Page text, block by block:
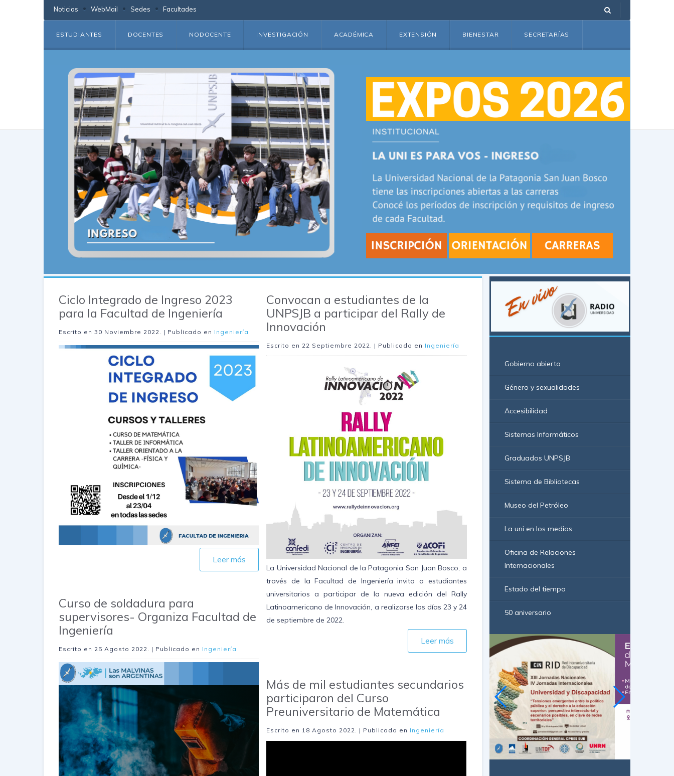
Noticias WebMail Sedes Facultades
ESTUDIANTES DOCENTES NODOCENTE INVESTIGACIÓN ACADÉMICA EXTENSIÓN BIENESTAR SECRETARÍAS
Ciclo Integrado de Ingreso 2023
para la Facultad de Ingeniería
Escrito en 30 Noviembre 2022. | Publicado en Ingeniería
Leer más
Curso de soldadura para
supervisores- Organiza Facultad de
Ingeniería
Escrito en 25 Agosto 2022. | Publicado en Ingeniería
Convocan a estudiantes de la
UNPSJB a participar del Rally de
Innovación
Escrito en 22 Septiembre 2022. | Publicado en Ingeniería
La Universidad Nacional de la Patagonia San Juan Bosco, a
través de la Facultad de Ingeniería invita a estudiantes
universitarios a participar de la nueva edición del Rally
Latinoamericano de Innovación, a realizarse los días 23 y 24
de septiembre de 2022.
Leer más
Más de mil estudiantes secundarios
participaron del Curso
Preuniversitario de Matemática
Escrito en 18 Agosto 2022. | Publicado en Ingeniería
Gobierno abierto
Género y sexualidades
Accesibilidad
Sistemas Informáticos
Graduados UNPSJB
Sistema de Bibliotecas
Museo del Petróleo
La uni en los medios
Oficina de Relaciones
Internacionales
Estado del tiempo
50 aniversario